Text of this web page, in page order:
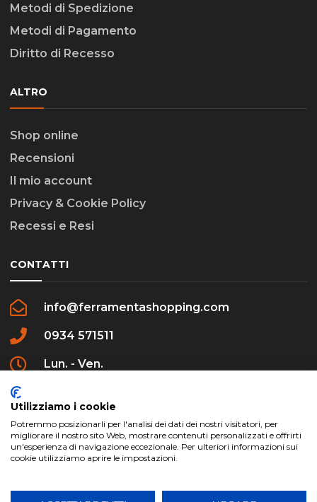
Metodi di Spedizione
Metodi di Pagamento
Diritto di Recesso
ALTRO
Shop online
Recensioni
Il mio account
Privacy & Cookie Policy
Recessi e Resi
CONTATTI
info@ferramentashopping.com
0934 571511
Lun. - Ven.
Creative Agency | All Rights Reserved.
Utilizziamo i cookie
Potremmo posizionarli per l'analisi dei dati dei nostri visitatori, per
migliorare il nostro sito Web, mostrare contenuti personalizzati e offrirti
un'esperienza di navigazione eccezionale. Per ulteriori informazioni sui
cookie utilizziamo aprire le impostazioni.